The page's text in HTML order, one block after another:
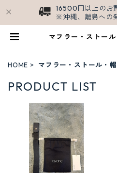
16500円以上のお
※沖縄、離島への
マフラー・ストー
HOME マフラー・ストール・
PRODUCT LIST